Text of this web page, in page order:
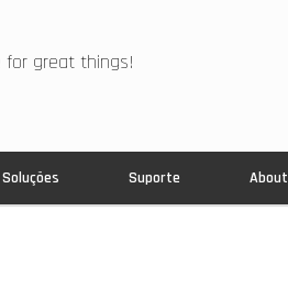
for great things!
Soluções Suporte About